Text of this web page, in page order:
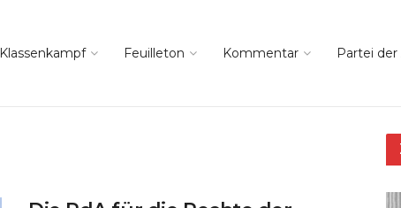
Klassenkampf Feuilleton Kommentar Partei